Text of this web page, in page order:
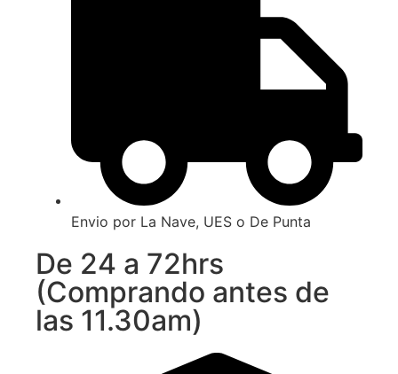
Envio por La Nave, UES o De Punta
De 24 a 72hrs
(Comprando antes de
las 11.30am)